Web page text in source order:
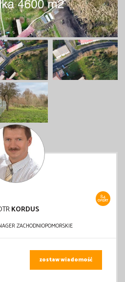
84
OFERT
KORDUS
ZACHODNIOPOMORSKIE
zostaw wiadomość